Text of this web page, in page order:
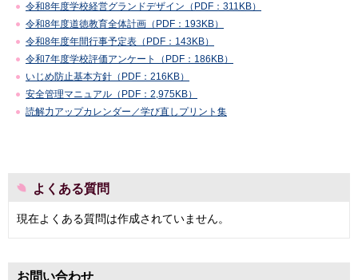
令和8年度学校経営グランドデザイン（PDF：311KB）
令和8年度道徳教育全体計画（PDF：193KB）
令和8年度年間行事予定表（PDF：143KB）
令和7年度学校評価アンケート（PDF：186KB）
いじめ防止基本方針（PDF：216KB）
安全管理マニュアル（PDF：2,975KB）
読解力アップカレンダー／学び直しプリント集
よくある質問
現在よくある質問は作成されていません。
お問い合わせ